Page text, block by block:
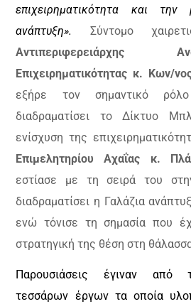
επιχειρηματικότητα και
ανάπτυξη». Σύντομο
Αντιπεριφερειάρχης
Επιχειρηματικότητας κ. Κων/
εξήρε τον σημαντικό
διαδραματίσει το Δίκτυο
ενίσχυση της
Επιμελητηρίου Αχαΐας κ.
εστίασε με τη σειρά του
διαδραματίσει η Γαλάζια
ενώ τόνισε τη σημασία που
στρατηγική της θέση στη
Παρουσιάσεις έγιναν από
τεσσάρων έργων τα οποία